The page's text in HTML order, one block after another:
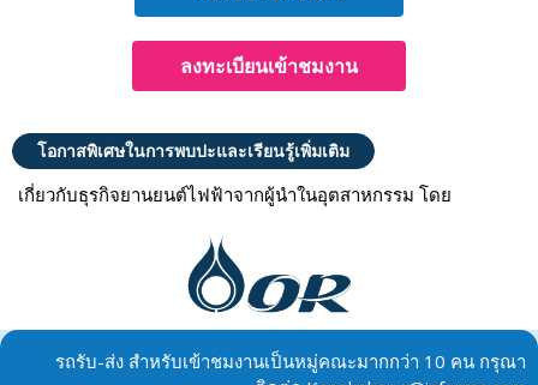
ลงทะเบียนเข้าชมงาน
โอกาสพิเศษในการพบปะและเรียนรู้เพิ่มเติม
เกี่ยวกับธุรกิจยานยนต์ไฟฟ้าจากผู้นำในอุตสาหกรรม โดย
รถรับ-ส่ง สำหรับเข้าชมงานเป็นหมู่คณะมากกว่า 10 คน กรุณา